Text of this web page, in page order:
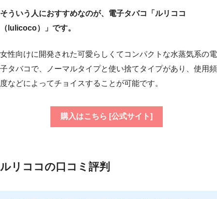
そういう人におすすめなのが、電子タバコ「ルリココ
（lulicoco）」です。
女性向けに開発された可愛らしくてコンパクトな水蒸気系の電
子タバコで、ノーマルタイプと使い捨てタイプがあり、使用頻
度などによってチョイスすることが可能です。
購入はこちら [公式サイト]
ルリココの口コミ評判